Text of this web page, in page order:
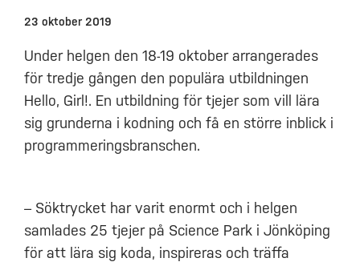
23 oktober 2019
Under helgen den 18-19 oktober arrangerades
för tredje gången den populära utbildningen
Hello, Girl!. En utbildning för tjejer som vill lära
sig grunderna i kodning och få en större inblick i
programmeringsbranschen.
– Söktrycket har varit enormt och i helgen
samlades 25 tjejer på Science Park i Jönköping
för att lära sig koda, inspireras och träffa